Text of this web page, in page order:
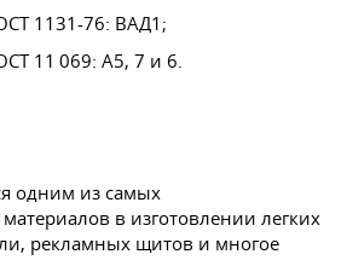
1131-76: ВАД1;
11 069: А5, 7 и 6.
одним из самых
в изготовлении легких
рекламных щитов и многое